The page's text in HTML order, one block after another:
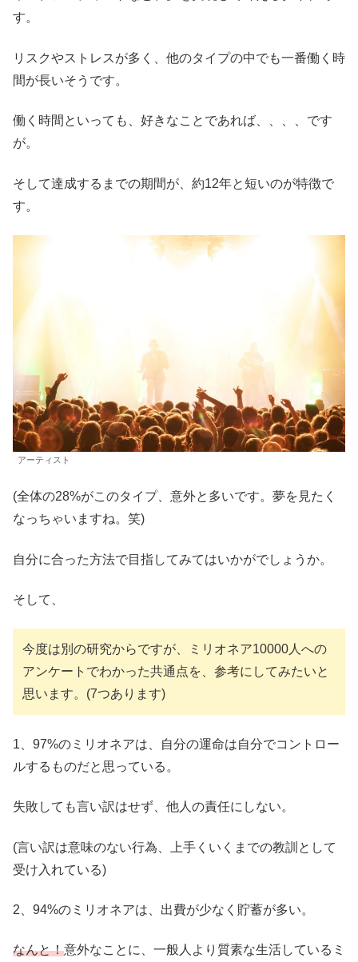
す。
リスクやストレスが多く、他のタイプの中でも一番働く時
間が長いそうです。
働く時間といっても、好きなことであれば、、、、です
が。
そして達成するまでの期間が、約12年と短いのが特徴で
す。
アーティスト
(全体の28%がこのタイプ、意外と多いです。夢を見たく
なっちゃいますね。笑)
自分に合った方法で目指してみてはいかがでしょうか。
そして、
今度は別の研究からですが、ミリオネア10000人への
アンケートでわかった共通点を、参考にしてみたいと
思います。(7つあります)
1、97%のミリオネアは、自分の運命は自分でコントロー
ルするものだと思っている。
失敗しても言い訳はせず、他人の責任にしない。
(言い訳は意味のない行為、上手くいくまでの教訓として
受け入れている)
2、94%のミリオネアは、出費が少なく貯蓄が多い。
なんと！意外なことに、一般人より質素な生活しているミ